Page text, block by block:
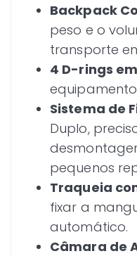
Backpack
peso e o
transporte
4 D-rings em
Sistema de
Duplo,
pequenos
Traqueia
fixar a
automático.
Câmara de